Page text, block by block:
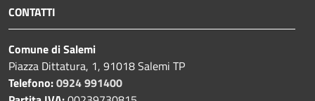
CONTATTI
Comune di Salemi
Piazza Dittatura, 1, 91018 Salemi TP
Telefono:0924 991400